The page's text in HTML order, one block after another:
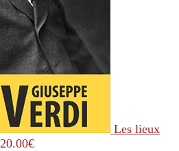
Les lieux
20.00€